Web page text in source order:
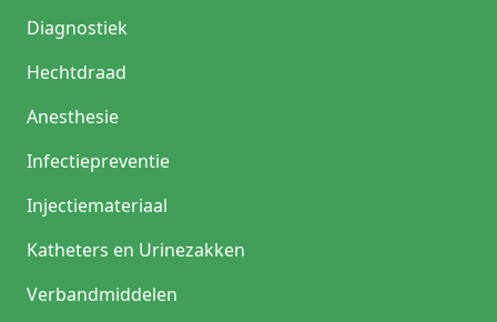
Diagnostiek
Hechtdraad
Anesthesie
Infectiepreventie
Injectiemateriaal
Katheters en Urinezakken
Verbandmiddelen